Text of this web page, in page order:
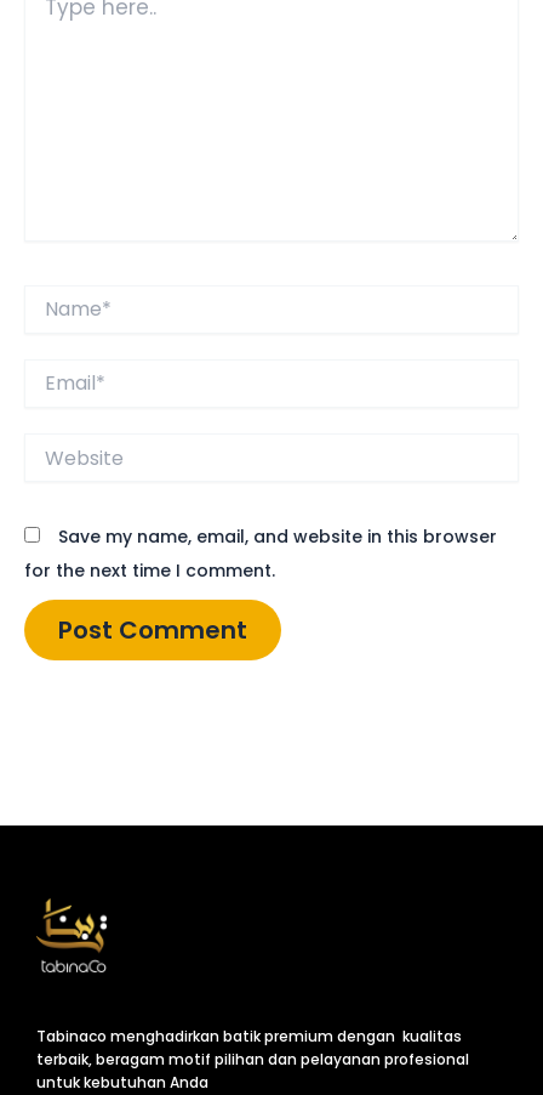
here..
Website
Save my name, email, and website in this browser
for the next time I comment.
Tabinaco menghadirkan batik premium dengan kualitas
terbaik, beragam motif pilihan dan pelayanan profesional
untuk kebutuhan Anda